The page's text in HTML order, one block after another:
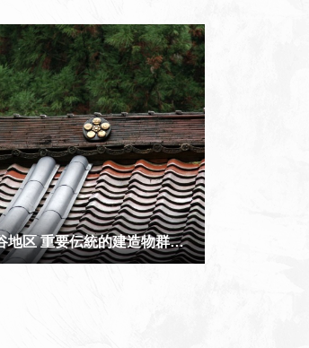
東谷地区 重要伝統的建造物群保存地区